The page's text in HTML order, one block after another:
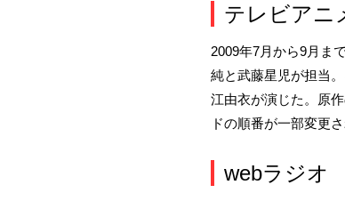
テレビアニ
2009年7月から9月ま
純と武藤星児が担当
江由衣が演じた。原
ドの順番が一部変更さ
webラジオ